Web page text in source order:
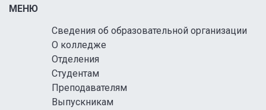
МЕНЮ
Сведения об образовательной организации
О колледже
Отделения
Студентам
Преподавателям
Выпускникам